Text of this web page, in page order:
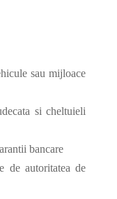
sau mijloace
si cheltuieli
bancare
de autoritatea de